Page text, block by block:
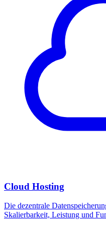
Cloud Hosting
Die dezentrale
Skalierbarkeit, Leistung und